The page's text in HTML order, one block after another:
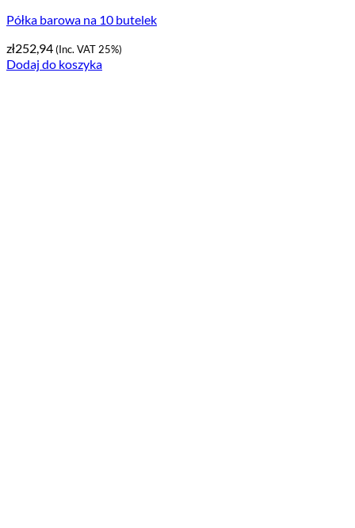
Półka barowa na 10 butelek
zł252,94(Inc. VAT 25%)
Dodaj do koszyka